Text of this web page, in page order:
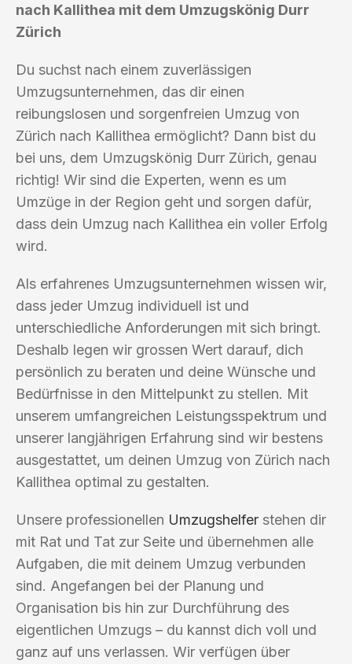
nach Kallithea mit dem Umzugskönig Durr
Zürich
Du suchst nach einem zuverlässigen
Umzugsunternehmen, das dir einen
reibungslosen und sorgenfreien Umzug von
Zürich nach Kallithea ermöglicht? Dann bist du
bei uns, dem Umzugskönig Durr Zürich, genau
richtig! Wir sind die Experten, wenn es um
Umzüge in der Region geht und sorgen dafür,
dass dein Umzug nach Kallithea ein voller Erfolg
wird.
Als erfahrenes Umzugsunternehmen wissen wir,
dass jeder Umzug individuell ist und
unterschiedliche Anforderungen mit sich bringt.
Deshalb legen wir grossen Wert darauf, dich
persönlich zu beraten und deine Wünsche und
Bedürfnisse in den Mittelpunkt zu stellen. Mit
unserem umfangreichen Leistungsspektrum und
unserer langjährigen Erfahrung sind wir bestens
ausgestattet, um deinen Umzug von Zürich nach
Kallithea optimal zu gestalten.
Unsere professionellen Umzugshelfer stehen dir
mit Rat und Tat zur Seite und übernehmen alle
Aufgaben, die mit deinem Umzug verbunden
sind. Angefangen bei der Planung und
Organisation bis hin zur Durchführung des
eigentlichen Umzugs – du kannst dich voll und
ganz auf uns verlassen. Wir verfügen über